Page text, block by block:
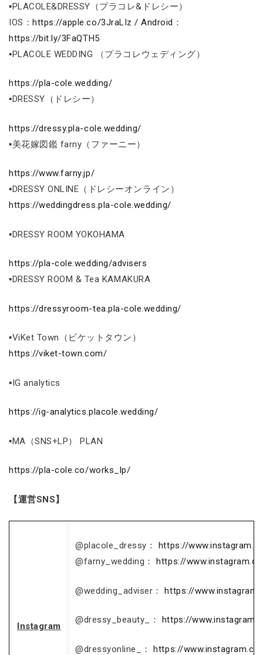
▪PLACOLE&DRESSY（プラコレ&ドレシー）
IOS：https://apple.co/3JraLIz / Android ：
https://bit.ly/3FaQTH5
▪PLACOLE WEDDING （プラコレウェディング）
https://pla-cole.wedding/
▪DRESSY（ドレシー）
https://dressy.pla-cole.wedding/
▪美花嫁図鑑 farny（ファーニー）
https://www.farny.jp/
▪DRESSY ONLINE（ドレシーオンライン）
https://weddingdress.pla-cole.wedding/
▪DRESSY ROOM YOKOHAMA
https://pla-cole.wedding/advisers
▪DRESSY ROOM & Tea KAMAKURA
https://dressyroom-tea.pla-cole.wedding/
▪ViKet Town（ビケットタウン）
https://viket-town.com/
▪IG analytics
https://ig-analytics.placole.wedding/
▪MA（SNS+LP） PLAN
https://pla-cole.co/works_lp/
【運営SNS】
Instagram
@placole_dressy： https://
@farny_wedding：https://
@wedding_adviser：https://
@dressy_beauty_： https://
@dressyonline_：https://